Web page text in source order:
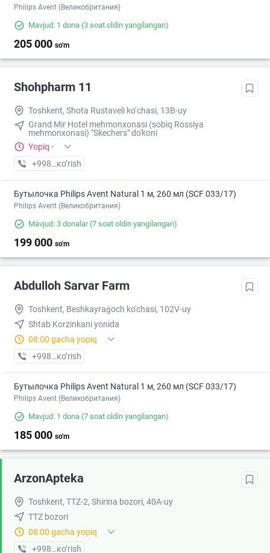
Philips Avent (Великобритания)
Mavjud: 1 dona (3 soat oldin yangilangan)
205 000 so'm
Shohpharm 11
Toshkent, Shota Rustaveli ko‘chasi, 13B-uy
Grand Mir Hotel mehmonxonasi (sobiq Rossiya
mehmonxonasi) "Skechers" do'koni
Yopiq ·
+998 (71) XXX-XX-XX
кo’rish
Бутылочка Philips Avent Natural 1 м, 260 мл (SCF 033/17)
Philips Avent (Великобритания)
Mavjud: 3 donalar(7 soat oldin yangilangan)
199 000 so'm
Abdulloh Sarvar Farm
Toshkent, Beshkayraģoch ko'chasi, 102V-uy
Shtab Korzinkani yonida
08:00 gacha yopiq
+998 (97) XXX-XX-XX
кo’rish
Бутылочка Philips Avent Natural 1 м, 260 мл (SCF 033/17)
Philips Avent (Великобритания)
Mavjud: 1 dona (7 soat oldin yangilangan)
185 000 so'm
ArzonApteka
Toshkent, TTZ-2, Shirina bozori, 40A-uy
TTZ bozori
08:00 gacha yopiq
+998 (95) XXX-XX-XX
кo’rish